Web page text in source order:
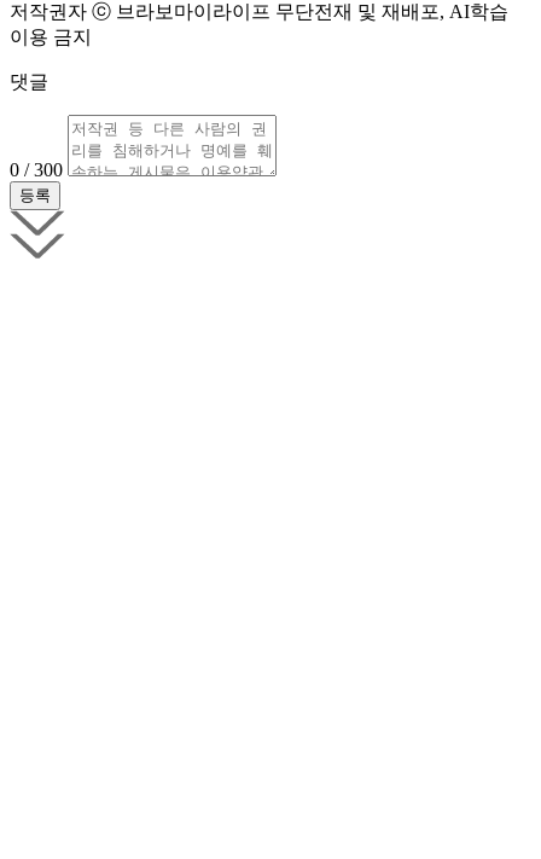
저작권자 ⓒ 브라보마이라이프 무단전재 및 재배포, AI학습
이용 금지
댓글
0 / 300